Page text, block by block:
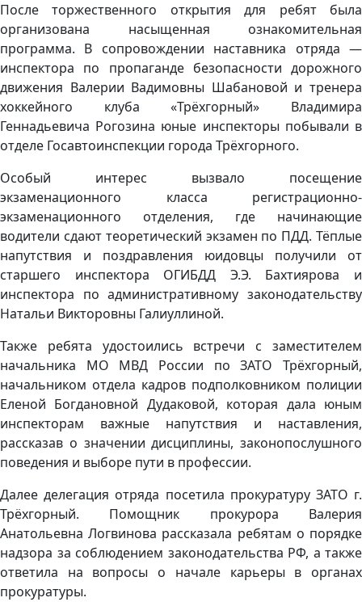
После торжественного открытия для ребят была
организована насыщенная ознакомительная
программа. В сопровождении наставника отряда —
инспектора по пропаганде безопасности дорожного
движения Валерии Вадимовны Шабановой и тренера
хоккейного клуба «Трёхгорный» Владимира
Геннадьевича Рогозина юные инспекторы побывали в
отделе Госавтоинспекции города Трёхгорного.
Особый интерес вызвало посещение
экзаменационного класса регистрационно-
экзаменационного отделения, где начинающие
водители сдают теоретический экзамен по ПДД. Тёплые
напутствия и поздравления юидовцы получили от
старшего инспектора ОГИБДД Э.Э. Бахтиярова и
инспектора по административному законодательству
Натальи Викторовны Галиуллиной.
Также ребята удостоились встречи с заместителем
начальника МО МВД России по ЗАТО Трёхгорный,
начальником отдела кадров подполковником полиции
Еленой Богдановной Дудаковой, которая дала юным
инспекторам важные напутствия и наставления,
рассказав о значении дисциплины, законопослушного
поведения и выборе пути в профессии.
Далее делегация отряда посетила прокуратуру ЗАТО г.
Трёхгорный. Помощник прокурора Валерия
Анатольевна Логвинова рассказала ребятам о порядке
надзора за соблюдением законодательства РФ, а также
ответила на вопросы о начале карьеры в органах
прокуратуры.